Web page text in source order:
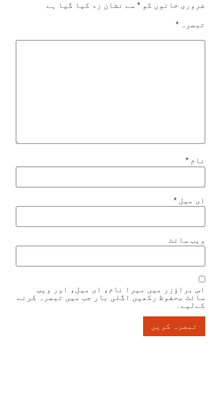
ضروری خانوں کو * سے نشان زد کیا گیا ہے
تبصرہ *
نام *
ای میل *
ویب‌ سائٹ
اس براؤزر میں میرا نام، ای میل، اور ویب
سائٹ محفوظ رکھیں اگلی بار جب میں تبصرہ کرنے
کےلیے۔